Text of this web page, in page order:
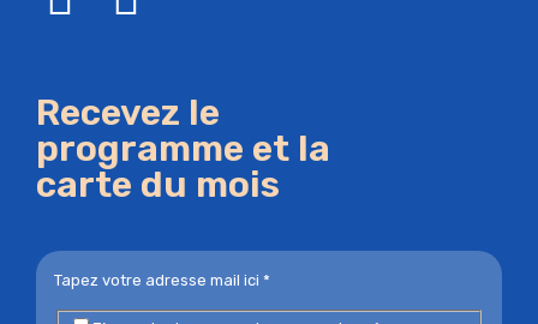
Recevez le
programme et la
carte du mois